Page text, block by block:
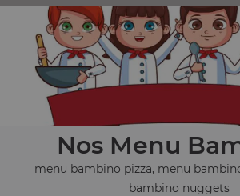
Nos Menu
menu bambino pizza, menu
bambino nuggets